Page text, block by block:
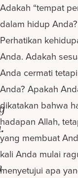
Adakah “tempat
dalam hidup
Perhatikan
Anda. Adakah
Anda cermati
Anda? Apakah
dikatakan bahwa
hadapan Allah,
yang membuat
kali Anda mulai
menyetujui apa